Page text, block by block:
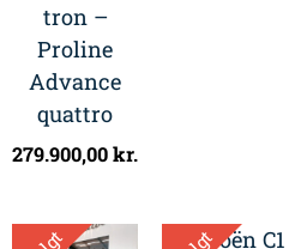
tron –
Proline
Advance
quattro
279.900,00kr.